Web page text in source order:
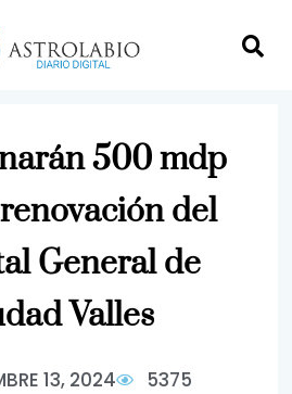
500 mdp
del
General de
Valles
13, 2024 5375